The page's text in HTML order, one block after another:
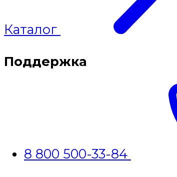
Каталог
Поддержка
8 800 500-33-84